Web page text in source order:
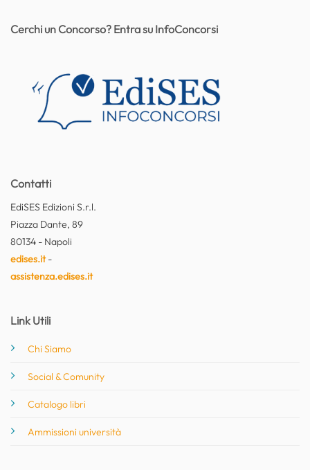
Contatti
EdiSES Edizioni S.r.l.
Piazza Dante, 89
80134 - Napoli
edises.it-
assistenza.edises.it
Link Utili
Chi Siamo
Social & Comunity
Catalogo libri
Ammissioni università
Cerchi un Concorso? Entra su InfoConcorsi